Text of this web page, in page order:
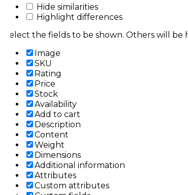
Hide similarities
Highlight differences
Select the fields to be shown. Others will
Image
SKU
Rating
Price
Stock
Availability
Add to cart
Description
Content
Weight
Dimensions
Additional information
Attributes
Custom attributes